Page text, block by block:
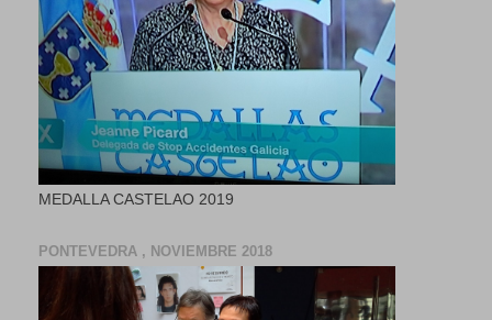
MEDALLA CASTELAO 2019
PONTEVEDRA , NOVIEMBRE 2018